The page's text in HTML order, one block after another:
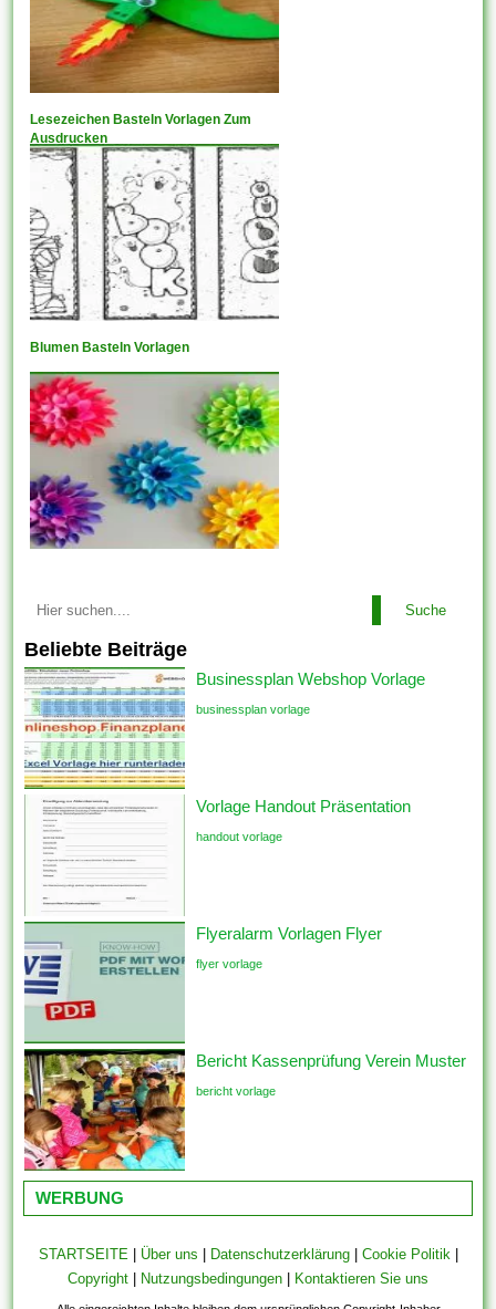
Lesezeichen Basteln Vorlagen Zum
Ausdrucken
Blumen Basteln Vorlagen
Suche
Beliebte Beiträge
Businessplan Webshop Vorlage
businessplan vorlage
Vorlage Handout Präsentation
handout vorlage
Flyeralarm Vorlagen Flyer
flyer vorlage
Bericht Kassenprüfung Verein Muster
bericht vorlage
WERBUNG
STARTSEITE | Über uns | Datenschutzerklärung| Cookie Politik |
Copyright | Nutzungsbedingungen | Kontaktieren Sie uns